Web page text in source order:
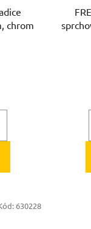
chrom
630228